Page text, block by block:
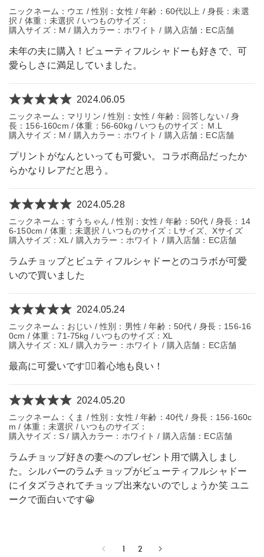
ニックネーム：ウエ / 性別：女性 / 年齢：60代以上 / 身長：未選
択 / 体重：未選択 / いつものサイズ：
購入サイズ：M / 購入カラー：ホワイト / 購入店舗：EC店舗
未年の夫に購入！ビューティフルシャドーも好きで、可
愛らしさに満足していました。
2024.06.05
ニックネーム：マリリン / 性別：女性 / 年齢：回答しない / 身
長：156-160cm / 体重：56-60kg / いつものサイズ：Ｍ.L
購入サイズ：M / 購入カラー：ホワイト / 購入店舗：EC店舗
プリントがなんといっても可愛い。コラボ商品だったか
らかなりレアだと思う。
2024.05.28
ニックネーム：すうちゃん / 性別：女性 / 年齢：50代 / 身長：14
6-150cm / 体重：未選択 / いつものサイズ：Lサイズ、Xサイズ
購入サイズ：XL / 購入カラー：ホワイト / 購入店舗：EC店舗
ラムチョップとビュティフルシャドーとのコラボが可愛
いので買いました
2024.05.24
ニックネーム：おじい / 性別：男性 / 年齢：50代 / 身長：156-16
0cm / 体重：71-75kg / いつものサイズ：XL
購入サイズ：XL / 購入カラー：ホワイト / 購入店舗：EC店舗
最高に可愛いです👍🏻着心地も良い！
2024.05.20
ニックネーム：くま / 性別：女性 / 年齢：40代 / 身長：156-160c
m / 体重：未選択 / いつものサイズ：
購入サイズ：S / 購入カラー：ホワイト / 購入店舗：EC店舗
ラムチョップ好きの妻へのプレゼント用で購入しまし
た。シルバーのラムチョップがビューティフルシャドー
にイタズラされてチョップ出来ないのでしょうか笑 ユニ
ークで面白いです😀
1 2